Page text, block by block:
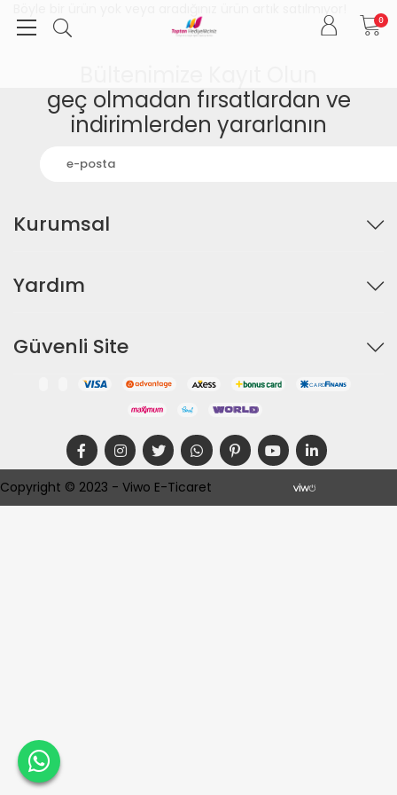
0
geç olmadan fırsatlardan ve
indirimlerden yararlanın
Kurumsal
Yardım
Güvenli Site
Copyright © 2023 - Viwo E-Ticaret